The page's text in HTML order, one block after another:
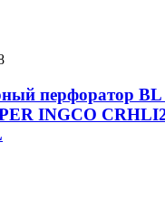
перфоратор BL
INGCO